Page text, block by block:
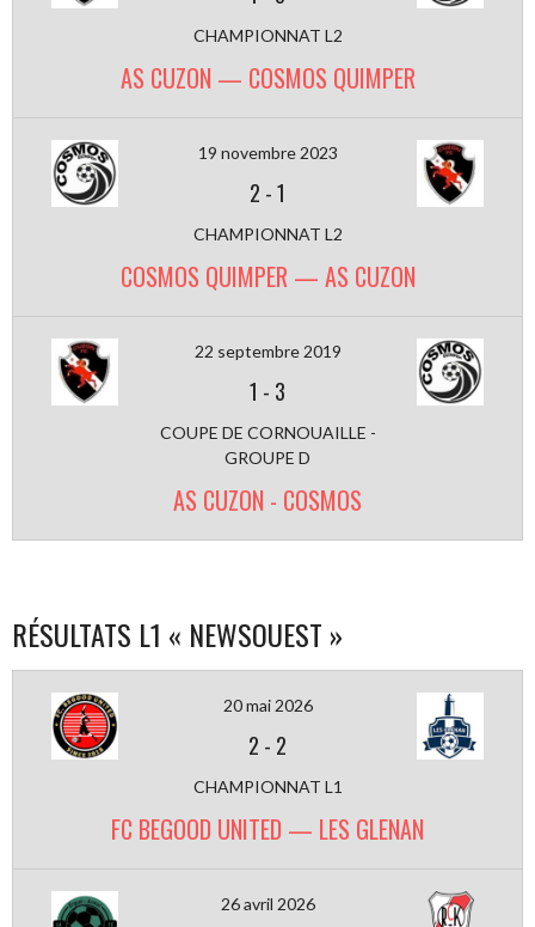
CHAMPIONNAT L2
AS CUZON — COSMOS QUIMPER
19 novembre 2023
2 -1
CHAMPIONNAT L2
COSMOS QUIMPER — AS CUZON
22 septembre 2019
1 - 3
COUPE DE CORNOUAILLE -
GROUPE D
AS CUZON - COSMOS
RÉSULTATS L1 « NEWSOUEST »
20 mai 2026
2 - 2
CHAMPIONNAT L1
FC BEGOOD UNITED — LES GLENAN
26 avril 2026